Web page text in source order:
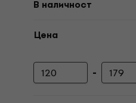
В наличност
Цена
-